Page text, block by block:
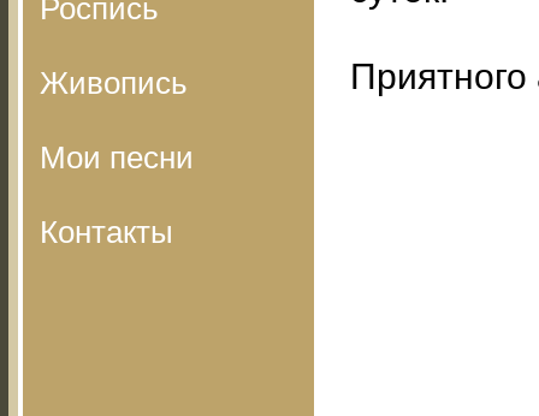
Роспись
Живопись
Мои песни
Контакты
Приятного